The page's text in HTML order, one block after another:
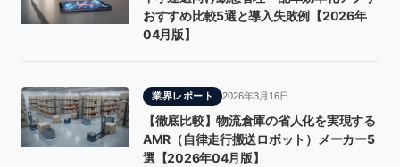
おすすめ比較5選と導入失敗例【2026年
04月版】
業界レポート 2026年3月16日
【徹底比較】物流倉庫の省人化を実現する
AMR（自律走行搬送ロボット）メーカー5
選【2026年04月版】